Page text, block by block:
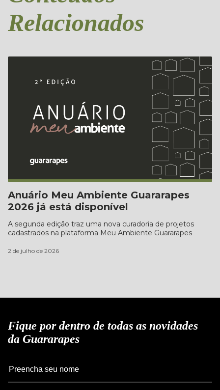
Relacionados
Anuário Meu Ambiente Guararapes
2026 já está disponível
A segunda edição traz uma nova curadoria de projetos
cadastrados na plataforma Meu Ambiente Guararapes
2 de julho de 2026
Fique por dentro de todas as novidades
da Guararapes